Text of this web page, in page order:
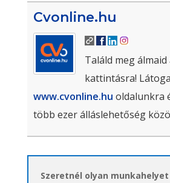
Cvonline.hu
Találd meg
kattintásra!
www.cvonline.hu oldalunkra
több ezer álláslehetőség
Szeretnél olyan